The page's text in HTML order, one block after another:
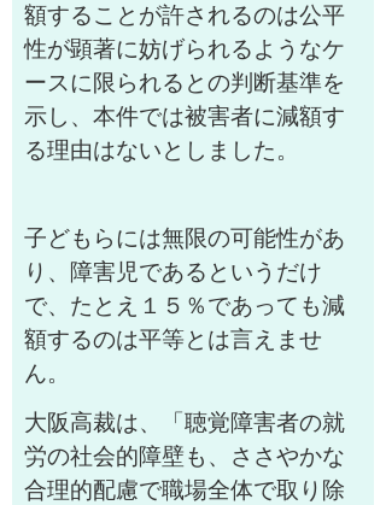
額することが許されるのは公平
性が顕著に妨げられるようなケ
ースに限られるとの判断基準を
示し、本件では被害者に減額す
る理由はないとしました。
子どもらには無限の可能性があ
り、障害児であるというだけ
で、たとえ１５％であっても減
額するのは平等とは言えませ
ん。
大阪高裁は、「聴覚障害者の就
労の社会的障壁も、ささやかな
合理的配慮で職場全体で取り除